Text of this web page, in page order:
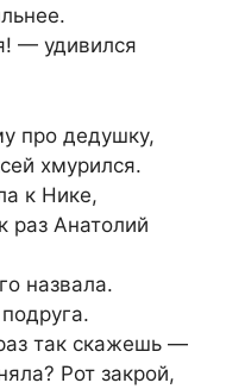
— удивился
про дедушку,
хмурился.
к Нике,
раз Анатолий
назвала.
так скажешь —
Рот закрой,